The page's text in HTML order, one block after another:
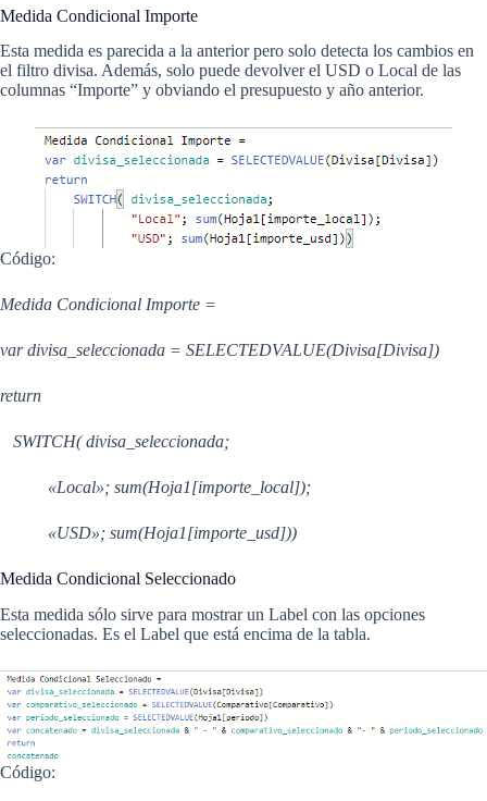
Medida Condicional Importe
Esta medida es parecida a la anterior pero solo detecta los cambios en
el filtro divisa. Además, solo puede devolver el USD o Local de las
columnas “Importe” y obviando el presupuesto y año anterior.
Código:
Medida Condicional Importe =
var divisa_seleccionada = SELECTEDVALUE(Divisa[Divisa])
return
SWITCH( divisa_seleccionada;
«Local»; sum(Hoja1[importe_local]);
«USD»; sum(Hoja1[importe_usd]))
Medida Condicional Seleccionado
Esta medida sólo sirve para mostrar un Label con las opciones
seleccionadas. Es el Label que está encima de la tabla.
Código: